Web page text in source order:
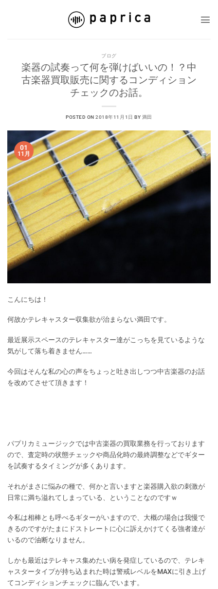
ブログ
楽器の試奏って何を弾けばいいの！？中
古楽器買取販売に関するコンディション
チェックのお話。
POSTED ON2018年11月1日 BY 満田
01
11月
こんにちは！
何故かテレキャスター収集欲が治まらない満田です。
最近展示スペースのテレキャスター達がこっちを見ているような
気がして落ち着きません……
今回はそんな私の心の声をちょっと吐き出しつつ中古楽器のお話
を改めてさせて頂きます！
パプリカミュージックでは中古楽器の買取業務を行っております
ので、査定時の状態チェックや商品化時の最終調整などでギター
を試奏するタイミングが多くあります。
それがまさに悩みの種で、何かと言いますと楽器購入欲の刺激が
日常に満ち溢れてしまっている、ということなのですｗ
今私は相棒とも呼べるギターがいますので、大概の場合は我慢で
きるのですがたまにドストレートに心に訴えかけてくる強者達が
いるので油断なりません。
しかも最近はテレキャス集めたい病を発症しているので、テレキ
ャスタータイプが持ち込まれた時は警戒レベルをMAXに引き上げ
てコンディションチェックに臨んでいます。